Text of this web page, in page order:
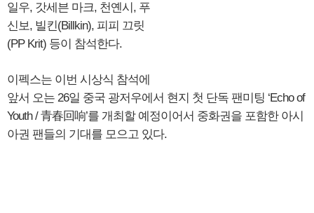
일우, 갓세븐 마크, 천옌시, 푸
신보, 빌킨(Billkin), 피피 끄릿
(PP Krit) 등이 참석한다.
이펙스는 이번 시상식 참석에
앞서 오는 26일 중국 광저우에서 현지 첫 단독 팬미팅 ‘Echo of
Youth / 青春回响’를 개최할 예정이어서 중화권을 포함한 아시
아권 팬들의 기대를 모으고 있다.